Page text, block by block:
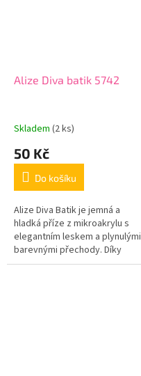
Alize Diva batik 5742
Skladem (2 ks)
50 Kč
Do košíku
Alize Diva Batik je jemná a
hladká příze z mikroakrylu s
elegantním leskem a plynulými
barevnými přechody. Díky
batikovému efektu vznikají